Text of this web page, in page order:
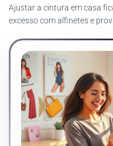
Ajustar a cintura em casa
excesso com alfinetes e